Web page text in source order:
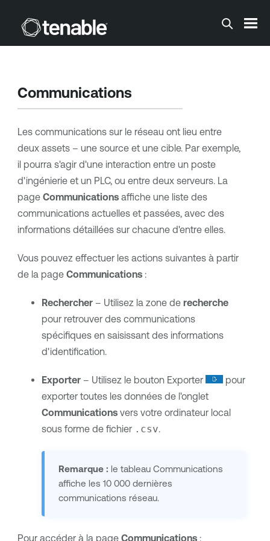
Passer au contenu principal
Communications
Les communications sur le réseau ont lieu entre
deux assets – une source et une cible. Par exemple,
il pourra s'agir d'une interaction entre un poste
d'ingénierie et un PLC, ou entre deux serveurs. La
page Communicationsaffiche une liste des
communications actuelles et passées, avec des
informations détaillées sur chacune d'entre elles.
Vous pouvez effectuer les actions suivantes à partir
de la page Communications:
Rechercher– Utilisez la zone de recherche
pour retrouver des communications
spécifiques en saisissant des informations
d'identification.
Exporter– Utilisez le bouton Exporter
pour
exporter toutes les données de l'onglet
Communicationsvers votre ordinateur local
sous forme de fichier .csv.
Remarque : le tableau Communications
affiche les 10 000 dernières
communications réseau.
Pour accéder à la page Communications: